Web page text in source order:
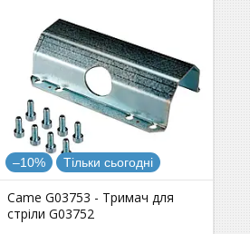
–10% Тільки сьогодні
Came G03753 - Тримач для
стріли G03752